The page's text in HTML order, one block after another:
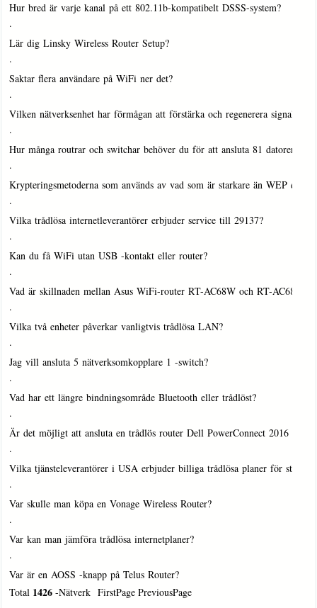
Hur bred är varje kanal på ett 802.11b-kompatibelt DSSS-system?
·
Lär dig Linsky Wireless Router Setup?
·
Saktar flera användare på WiFi ner det?
·
Vilken nätverksenhet har förmågan att förstärka och regenerera signaler
·
Hur många routrar och switchar behöver du för att ansluta 81 datorer?
·
Krypteringsmetoderna som används av vad som är starkare än WEP
·
Vilka trådlösa internetleverantörer erbjuder service till 29137?
·
Kan du få WiFi utan USB -kontakt eller router?
·
Vad är skillnaden mellan Asus WiFi-router RT-AC68W och RT-AC68U?
·
Vilka två enheter påverkar vanligtvis trådlösa LAN?
·
Jag vill ansluta 5 nätverksomkopplare 1 -switch?
·
Vad har ett längre bindningsområde Bluetooth eller trådlöst?
·
Är det möjligt att ansluta en trådlös router Dell PowerConnect 2016 -
·
Vilka tjänsteleverantörer i USA erbjuder billiga trådlösa planer för
·
Var skulle man köpa en Vonage Wireless Router?
·
Var kan man jämföra trådlösa internetplaner?
·
Var är en AOSS -knapp på Telus Router?
Total 1426 -Nätverk FirstPage PreviousPage